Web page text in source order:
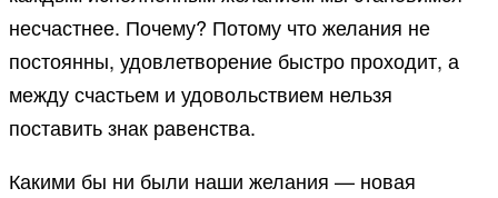
несчастнее. Почему? Потому что желания не
постоянны, удовлетворение быстро проходит, а
между счастьем и удовольствием нельзя
поставить знак равенства.
Какими бы ни были наши желания — новая